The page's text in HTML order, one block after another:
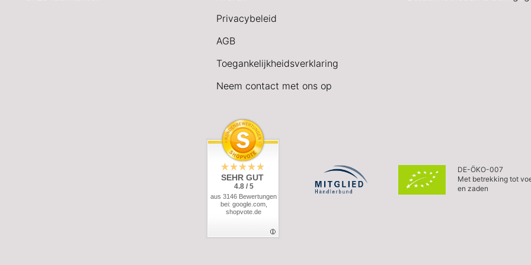
Privacybeleid
AGB
Toegankelijkheidsverklaring
Neem contact met ons op
SEHR GUT
4.8 / 5
aus 3146 Bewertungen
bei: google.com,
shopvote.de
DE-ÖKO-007
Met betrekking tot
en zaden